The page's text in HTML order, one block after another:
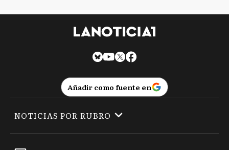
Añadir como fuente en
NOTICIAS POR RUBRO